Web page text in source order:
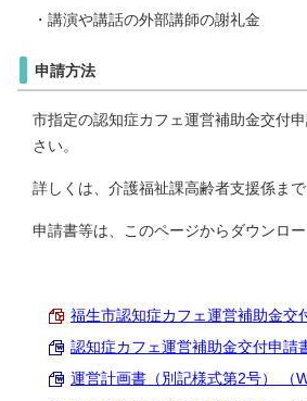
・講演や講話の外部講師の謝礼金
申請方法
市指定の認知症カフェ運営補助金交付
さい。
詳しくは、介護福祉課高齢者支援係ま
申請書等は、このページからダウンロー
福生市認知症カフェ運営補助金交
認知症カフェ運営補助金交付申請
運営計画書（別記様式第2号） （